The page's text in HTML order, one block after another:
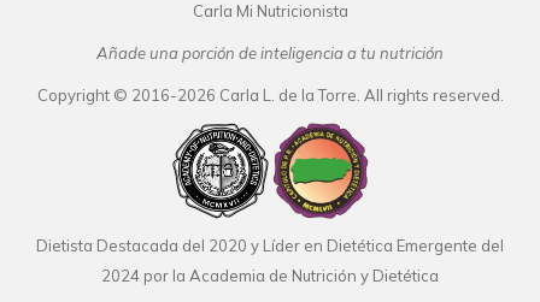
Carla Mi Nutricionista
Añade una porción de inteligencia a tu nutrición
Copyright © 2016-2026 Carla L. de la Torre. All rights reserved.
Dietista Destacada del 2020 y Líder en Dietética Emergente del
2024 por la Academia de Nutrición y Dietética